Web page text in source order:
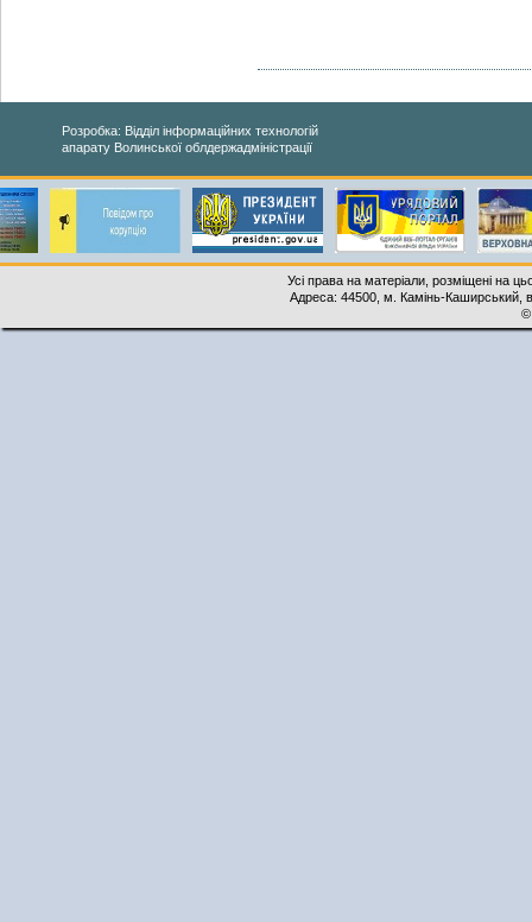
Розробка: Відділ інформаційних технологій
апарату Волинської облдержадміністрації
Усі права на матеріали, розміщені на
Адреса: 44500, м. Камінь-Каширський,
©